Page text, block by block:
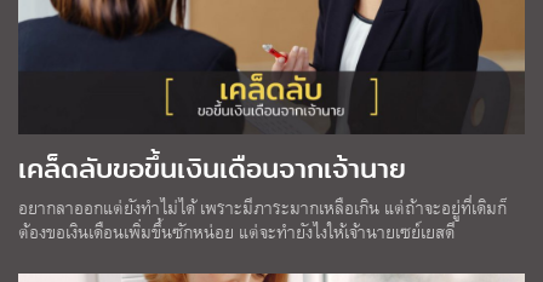
เคล็ดลับขอขึ้นเงินเดือนจากเจ้านาย
อยากลาออกแต่ยังทำไม่ได้ เพราะมีภาระมากเหลือเกิน แต่ถ้าจะอยู่ที่เดิมก็
ต้องขอเงินเดือนเพิ่มขึ้นซักหน่อย แต่จะทำยังไงให้เจ้านายเซย์เยสดี